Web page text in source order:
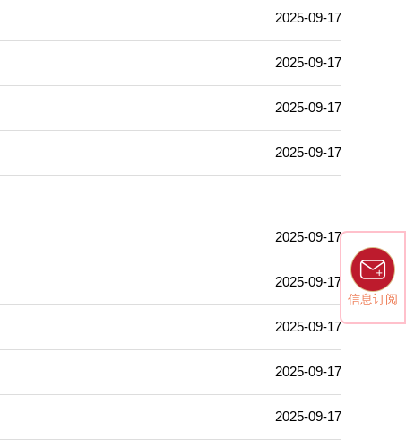
信息订阅
2025-09-17
2025-09-17
2025-09-17
2025-09-17
2025-09-17
2025-09-17
2025-09-17
2025-09-17
2025-09-17